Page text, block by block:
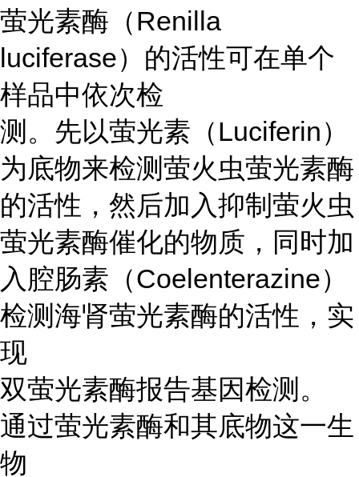
萤光素酶（Renilla
luciferase）的活性可在单个
样品中依次检
测。先以萤光素（Luciferin）
为底物来检测萤火虫萤光素酶
的活性，然后加入抑制萤火虫
萤光素酶催化的物质，同时加
入腔肠素（Coelenterazine）
检测海肾萤光素酶的活性，实
现
双萤光素酶报告基因检测。
通过萤光素酶和其底物这一生
物